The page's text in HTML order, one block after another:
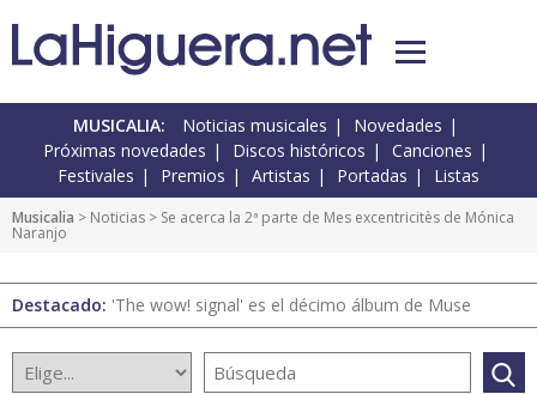
MUSICALIA: Noticias musicales
Novedades
Próximas novedades
Discos históricos
Canciones
Festivales
Premios Artistas Portadas Listas
Musicalia > Noticias > Se acerca la 2ª parte de Mes excentricitès de Mónica
Naranjo
Destacado: 'The wow! signal' es el décimo álbum de Muse